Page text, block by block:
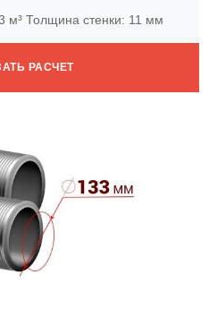
м³ Толщина стенки: 11 мм
РАСЧЕТ